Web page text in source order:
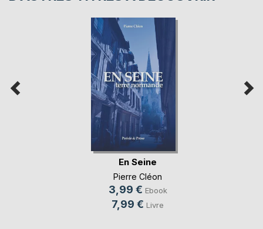
En Seine
Pierre Cléon
3,99 € Ebook
7,99 € Livre